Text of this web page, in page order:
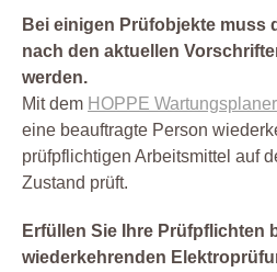
Bei einigen Prüfobjekte muss
nach den aktuellen
werden.
Mit dem HOPPE Wartungsplaner
eine beauftragte Person
prüfpflichtigen Arbeitsmittel auf
Zustand prüft.
Erfüllen Sie Ihre Prüfpflichten
wiederkehrenden